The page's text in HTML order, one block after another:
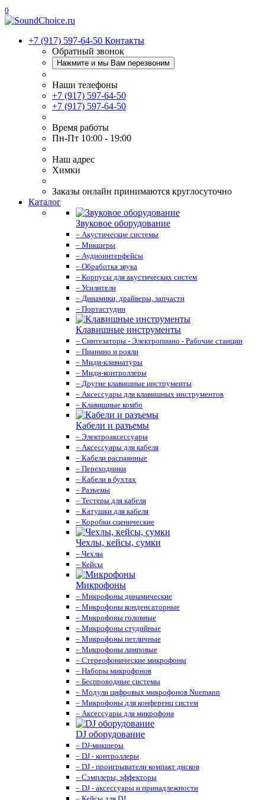
0
+7 (917) 597-64-50 Контакты
Обратный звонок
Нажмите и мы Вам перезвоним
Наши телефоны
+7 (917) 597-64-50
+7 (917) 597-64-50
Время работы
Пн-Пт 10:00 - 19:00
Наш адрес
Химки
Заказы онлайн принимаются круглосуточно
Каталог
Звуковое оборудование
– Акустические системы
– Микшеры
– Аудиоинтерфейсы
– Обработка звука
– Корпусы для акустических систем
– Усилители
– Динамики, драйверы, запчасти
– Портастудии
Клавишные инструменты
– Синтезаторы - Электропиано - Рабочие станции
– Пианино и рояли
– Миди-клавиатуры
– Миди-контроллеры
– Другие клавишные инструменты
– Аксессуары для клавишных инструментов
– Клавишные комбо
Кабели и разъемы
– Электроаксессуары
– Аксессуары для кабеля
– Кабели распаянные
– Переходники
– Кабели в бухтах
– Разъемы
– Тестеры для кабеля
– Катушки для кабеля
– Коробки сценические
Чехлы, кейсы, сумки
– Чехлы
– Кейсы
Микрофоны
– Микрофоны динамические
– Микрофоны конденсаторные
– Микрофоны головные
– Микрофоны студийные
– Микрофоны петличные
– Микрофоны ламповые
– Стереофонические микрофоны
– Наборы микрофонов
– Беспроводные системы
– Модули цифровых микрофонов Nuemann
– Микрофоны для конференц систем
– Аксессуары для микрофона
DJ оборудование
– DJ-микшеры
– DJ - контроллеры
– DJ - проигрыватели компакт дисков
– Сэмплеры, эффекторы
– DJ - аксессуары и принадлежности